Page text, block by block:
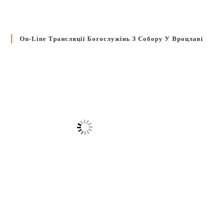
On-Line Трансляції Богослужінь З Собору У Вроцлаві